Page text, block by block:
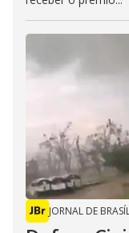
JORNAL DE